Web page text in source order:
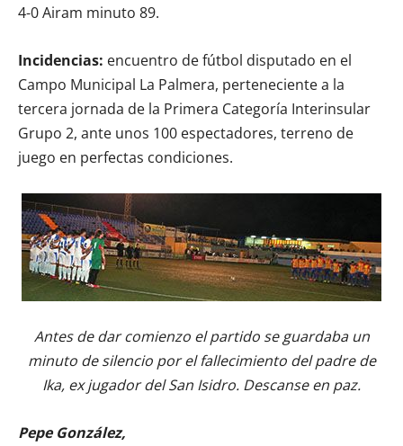
4-0 Airam minuto 89.
Incidencias: encuentro de fútbol disputado en el
Campo Municipal La Palmera, perteneciente a la
tercera jornada de la Primera Categoría Interinsular
Grupo 2, ante unos 100 espectadores, terreno de
juego en perfectas condiciones.
Antes de dar comienzo el partido se guardaba un
minuto de silencio por el fallecimiento del padre de
Ika, ex jugador del San Isidro. Descanse en paz.
Pepe González,